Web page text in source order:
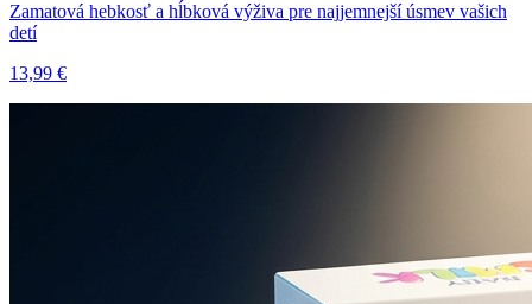
Zamatová hebkosť a hĺbková výživa pre najjemnejší úsmev vašich
detí
13,99 €